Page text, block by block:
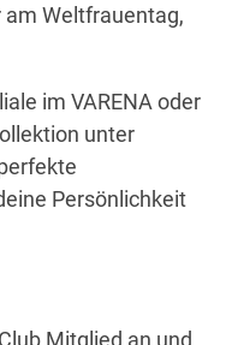
Weltfrauentag,
im VARENA oder
unter
Persönlichkeit
Mitglied an und